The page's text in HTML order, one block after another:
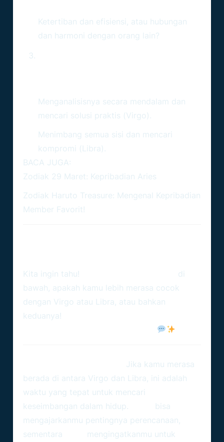
Ketertiban dan efisiensi, atau hubungan
dan harmoni dengan orang lain?
Menganalisisnya secara mendalam dan
mencari solusi praktis (Virgo).
Menimbang semua sisi dan mencari
kompromi (Libra).
BACA JUGA:
Zodiak 29 Maret: Kepribadian Aries
Zodiak Haruto Treasure: Mengenal Kepribadian
Member Favorit!
Kita ingin tahu!
di
bawah, apakah kamu lebih merasa cocok
dengan Virgo atau Libra, atau bahkan
keduanya!
Jika kamu merasa
berada di antara Virgo dan Libra, ini adalah
waktu yang tepat untuk mencari
keseimbangan dalam hidup.
bisa
mengajarkanmu pentingnya perencanaan,
sementara
mengingatkanmu untuk